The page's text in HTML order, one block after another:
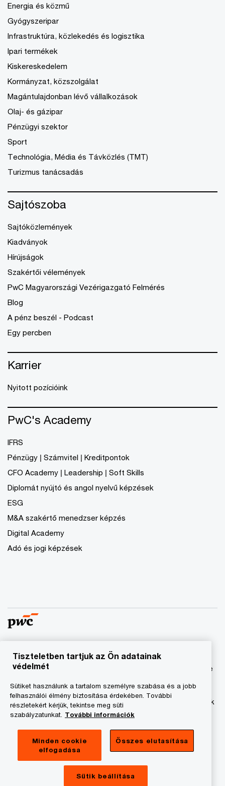
Energia és közmű
Gyógyszeripar
Infrastruktúra, közlekedés és logisztika
Ipari termékek
Kiskereskedelem
Kormányzat, közszolgálat
Magántulajdonban lévő vállalkozások
Olaj- és gázipar
Pénzügyi szektor
Sport
Technológia, Média és Távközlés (TMT)
Turizmus tanácsadás
Sajtószoba
Sajtóközlemények
Kiadványok
Hírújságok
Szakértői vélemények
PwC Magyarországi Vezérigazgató Felmérés
Blog
A pénz beszél - Podcast
Egy percben
Karrier
Nyitott pozícióink
PwC's Academy
IFRS
Pénzügy | Számvitel | Kreditpontok
CFO Academy | Leadership | Soft Skills
Diplomát nyújtó és angol nyelvű képzések
ESG
M&A szakértő menedzser képzés
Digital Academy
Adó és jogi képzések
© 2023 - 2026 PwC. Minden jog fenntartva. A „PwC”
kifejezés a PricewaterhouseCoopers Könyvvizsgáló Kft.-re
amelyek az önálló és független jogi személyekből álló
PricewaterhouseCoopers International Limited hálózatának
tagja.
Adatkezelési tájékoztató
Cookie tájékoztató
A honlap fenntartója
Tiszteletben tartjuk az Ön adatainak
védelmét
Sütiket használunk a tartalom személyre szabása és a jobb
felhasználói élmény biztosítása érdekében. További
részletekért kérjük, tekintse meg süti
szabályzatunkat. További információk
Minden cookie
elfogadása
Összes elutasítása
Sütik beállítása